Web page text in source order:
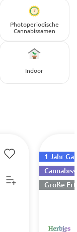
Photoperiodische
Cannabissamen
Indoor
1 Jahr
Große